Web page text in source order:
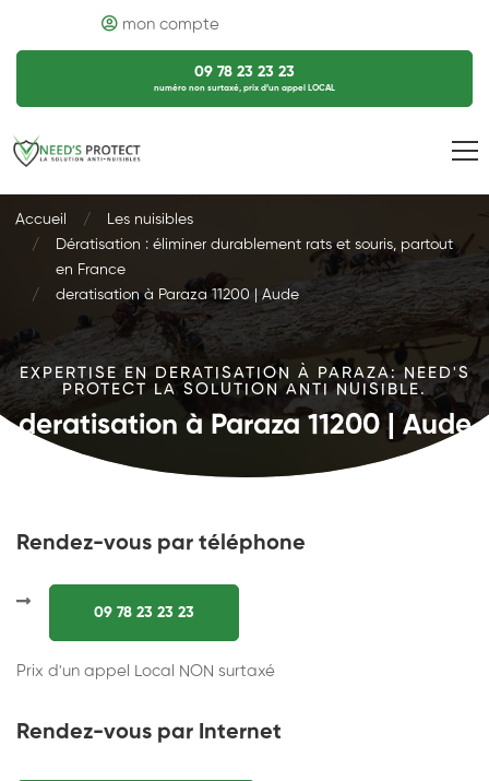
mon compte
09 78 23 23 23
numéro non surtaxé, prix d’un appel LOCAL
Accueil
Les nuisibles
Dératisation : éliminer durablement rats et souris, partout
en France
deratisation à Paraza 11200 | Aude
EXPERTISE EN DERATISATION À PARAZA: NEED'S
PROTECT LA SOLUTION ANTI NUISIBLE.
deratisation à Paraza 11200 | Aude
Rendez-vous par téléphone
09 78 23 23 23
Prix d'un appel Local NON surtaxé
Rendez-vous par Internet